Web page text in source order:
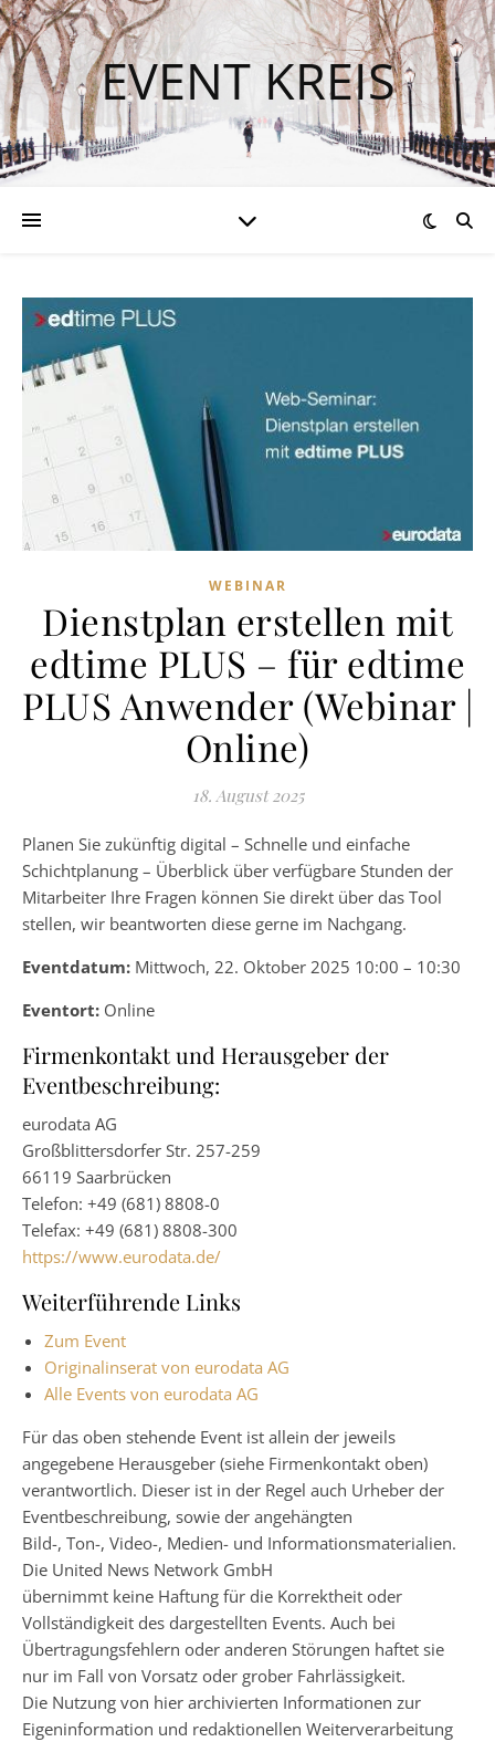
EVENT KREIS
WEBINAR
Dienstplan erstellen mit
edtime PLUS – für edtime
PLUS Anwender (Webinar |
Online)
18. August 2025
Planen Sie zukünftig digital – Schnelle und einfache
Schichtplanung – Überblick über verfügbare Stunden der
Mitarbeiter Ihre Fragen können Sie direkt über das Tool
stellen, wir beantworten diese gerne im Nachgang.
Eventdatum: Mittwoch, 22. Oktober 2025 10:00 – 10:30
Eventort: Online
Firmenkontakt und Herausgeber der
Eventbeschreibung:
eurodata AG
Großblittersdorfer Str. 257-259
66119 Saarbrücken
Telefon: +49 (681) 8808-0
Telefax: +49 (681) 8808-300
https://www.eurodata.de/
Weiterführende Links
Zum Event
Originalinserat von eurodata AG
Alle Events von eurodata AG
Für das oben stehende Event ist allein der jeweils
angegebene Herausgeber (siehe Firmenkontakt oben)
verantwortlich. Dieser ist in der Regel auch Urheber der
Eventbeschreibung, sowie der angehängten
Bild-, Ton-, Video-, Medien- und Informationsmaterialien.
Die United News Network GmbH
übernimmt keine Haftung für die Korrektheit oder
Vollständigkeit des dargestellten Events. Auch bei
Übertragungsfehlern oder anderen Störungen haftet sie
nur im Fall von Vorsatz oder grober Fahrlässigkeit.
Die Nutzung von hier archivierten Informationen zur
Eigeninformation und redaktionellen Weiterverarbeitung